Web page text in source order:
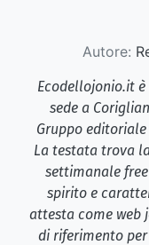
Autore:
Ecodellojonio.it
sede a
Gruppo editoriale
La testata trova
settimanale
spirito e
attesta come web
di riferimento